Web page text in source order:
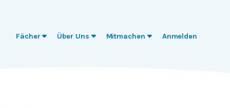
Fächer Über Uns Mitmachen Anmelden